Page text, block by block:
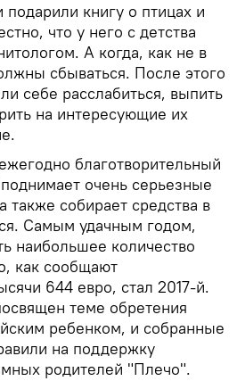
книгу о птицах и
что у него с детства
А когда, как не в
сбываться. После этого
себе расслабиться, выпить
на интересующие их
благотворительный
очень серьезные
собирает средства в
Самым удачным годом,
наибольшее количество
как сообщают
644 евро, стал 2017-й.
теме обретения
ребенком, и собранные
на поддержку
родителей "Плечо".